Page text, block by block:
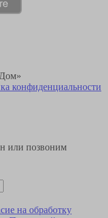
конфиденциальности
или позвоним
на обработку